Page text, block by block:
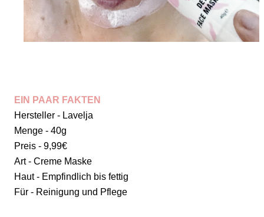
EIN PAAR FAKTEN
Hersteller - Lavelja
Menge - 40g
Preis - 9,99€
Art - Creme Maske
Haut - Empfindlich bis fettig
Für - Reinigung und Pflege